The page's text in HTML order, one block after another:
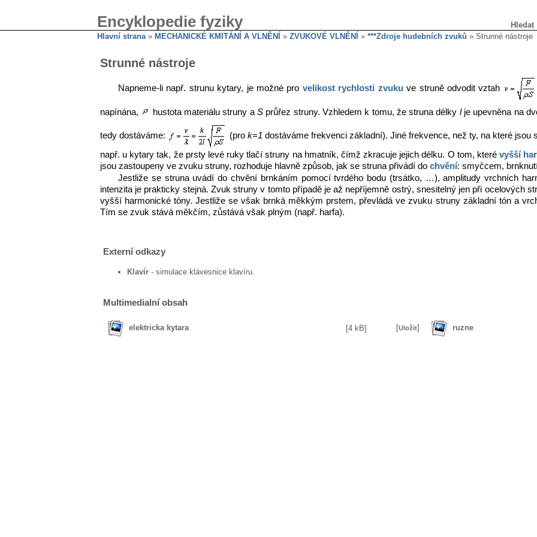
Encyklopedie fyziky Hledat
Hlavní strana» MECHANICKÉ KMITÁNÍ A VLNĚNÍ » ZVUKOVÉ VLNĚNÍ » ***Zdroje hudebních zvuků » Strunné nástroje
Strunné nástroje
Napneme-li např. strunu kytary, je možné pro velikost rychlosti zvukuve struně odvodit vztah
napínána, hustota materiálu struny a Sprůřez struny. Vzhledem k tomu, že struna délky lje upevněna na
tedy dostáváme: (pro k=1 dostáváme frekvenci základní). Jiné frekvence, než ty, na které jsou
např. u kytary tak, že prsty levé ruky tlačí struny na hmatník, čímž zkracuje jejich délku. O tom, kterévyšší
jsou zastoupeny ve zvuku struny, rozhoduje hlavně způsob, jak se struna přivádí do chvění: smyčcem,
Jestliže se struna uvádí do chvění brnkáním pomocí tvrdého bodu (trsátko, …), amplitudy vrchních
intenzita je prakticky stejná. Zvuk struny v tomto případě je až nepříjemně ostrý, snesitelný jen při ocelových
vyšší harmonické tóny. Jestliže se však brnká měkkým prstem, převládá ve zvuku struny základní tón a
Tím se zvuk stává měkčím, zůstává však plným (např. harfa).
Externí odkazy
Klavír - simulace klávesnice klavíru.
Multimedialní obsah
elektricka kytara [4 kB] [Uložit] ruzne